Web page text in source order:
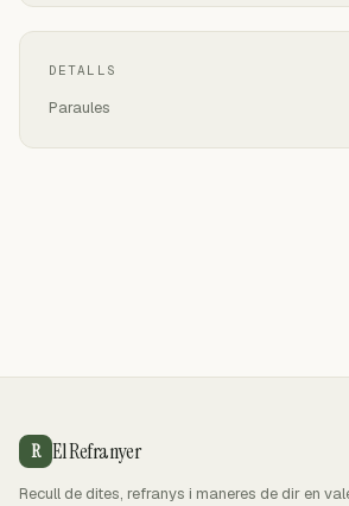
DETALLS
Paraules
R El Refranyer
Recull de dites, refranys i maneres de dir en